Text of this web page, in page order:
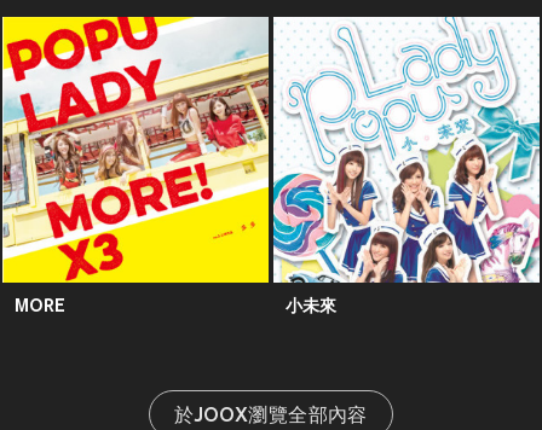
MORE 小未來
於JOOX瀏覽全部內容